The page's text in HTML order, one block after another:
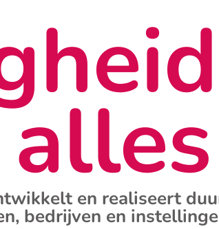
en realiseert
bedrijven en